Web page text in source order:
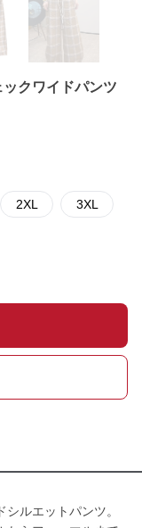
クワイドパンツ
2XL 3XL
ルエットパンツ。